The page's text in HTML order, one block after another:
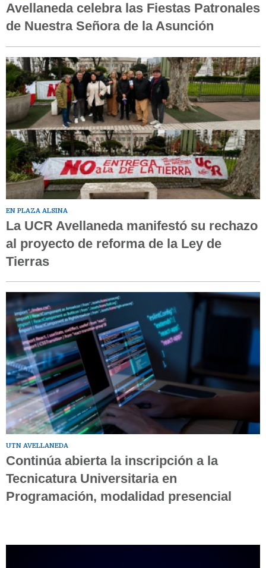
Avellaneda celebra las Fiestas Patronales
de Nuestra Señora de la Asunción
EN PLAZA ALSINA
La UCR Avellaneda manifestó su rechazo
al proyecto de reforma de la Ley de
Tierras
UTN AVELLANEDA
Continúa abierta la inscripción a la
Tecnicatura Universitaria en
Programación, modalidad presencial